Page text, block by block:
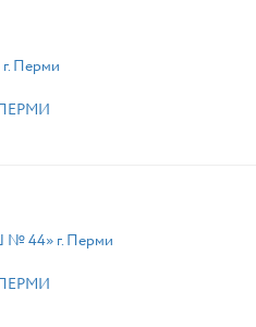
Перми
44» г. Перми